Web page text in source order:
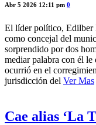
Abr 5 2026 12:11 pm 0
El líder político, Edilber
como concejal del
sorprendido por dos
mediar palabra con él le
ocurrió en el
jurisdicción del Ver Mas
Cae alias ‘La